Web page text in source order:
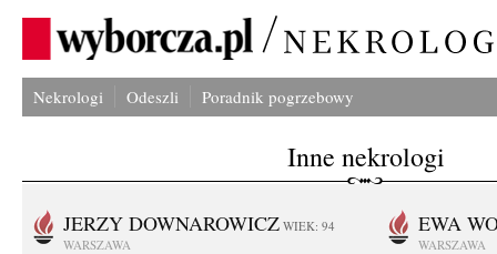
Nekrologi Odeszli Poradnik pogrzebowy
Inne nekrologi
JERZY DOWNAROWICZ WIEK: 94
WARSZAWA
EWA
WARSZAWA